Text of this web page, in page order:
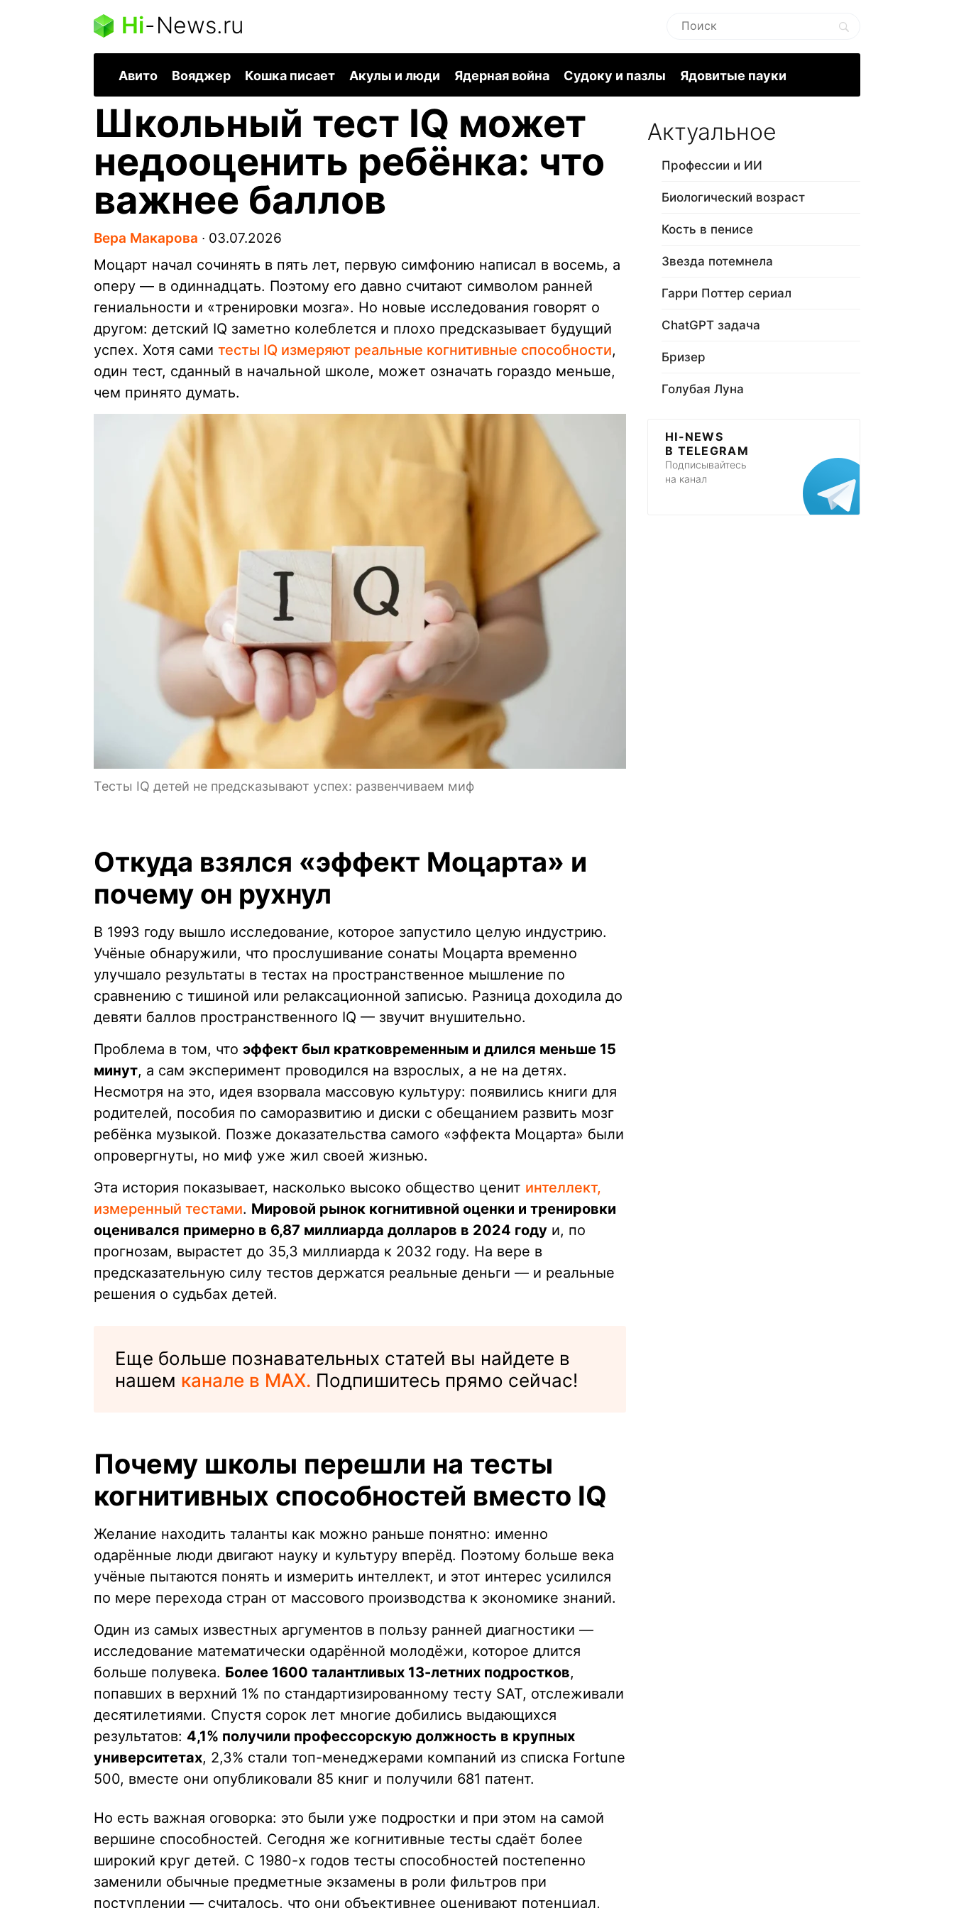
Hi-News.ru
Авито Вояджер Кошка писает Акулы и люди Ядерная война Судоку и пазлы Ядовитые пауки
Школьный тест IQ может
недооценить ребёнка: что
важнее баллов
Вера Макарова ∙ 03.07.2026
Моцарт начал сочинять в пять лет, первую симфонию написал в восемь, а
оперу — в одиннадцать. Поэтому его давно считают символом ранней
гениальности и «тренировки мозга». Но новые исследования говорят о
другом: детский IQ заметно колеблется и плохо предсказывает будущий
успех. Хотя сами тесты IQ измеряют реальные когнитивные способности,
один тест, сданный в начальной школе, может означать гораздо меньше,
чем принято думать.
Тесты IQ детей не предсказывают успех: развенчиваем миф
Откуда взялся «эффект Моцарта» и
почему он рухнул
В 1993 году вышло исследование, которое запустило целую индустрию.
Учёные обнаружили, что прослушивание сонаты Моцарта временно
улучшало результаты в тестах на пространственное мышление по
сравнению с тишиной или релаксационной записью. Разница доходила до
девяти баллов пространственного IQ — звучит внушительно.
Проблема в том, что эффект был кратковременным и длился меньше 15
минут, а сам эксперимент проводился на взрослых, а не на детях.
Несмотря на это, идея взорвала массовую культуру: появились книги для
родителей, пособия по саморазвитию и диски с обещанием развить мозг
ребёнка музыкой. Позже доказательства самого «эффекта Моцарта» были
опровергнуты, но миф уже жил своей жизнью.
Эта история показывает, насколько высоко общество ценит интеллект,
измеренный тестами. Мировой рынок когнитивной оценки и тренировки
оценивался примерно в 6,87 миллиарда долларов в 2024 году и, по
прогнозам, вырастет до 35,3 миллиарда к 2032 году. На вере в
предсказательную силу тестов держатся реальные деньги — и реальные
решения о судьбах детей.
Еще больше познавательных статей вы найдете в
нашем канале в MAX. Подпишитесь прямо сейчас!
Почему школы перешли на тесты
когнитивных способностей вместо IQ
Желание находить таланты как можно раньше понятно: именно
одарённые люди двигают науку и культуру вперёд. Поэтому больше века
учёные пытаются понять и измерить интеллект, и этот интерес усилился
по мере перехода стран от массового производства к экономике знаний.
Один из самых известных аргументов в пользу ранней диагностики —
исследование математически одарённой молодёжи, которое длится
больше полувека. Более 1600 талантливых 13-летних подростков,
попавших в верхний 1% по стандартизированному тесту SAT, отслеживали
десятилетиями. Спустя сорок лет многие добились выдающихся
результатов: 4,1% получили профессорскую должность в крупных
университетах, 2,3% стали топ-менеджерами компаний из списка Fortune
500, вместе они опубликовали 85 книг и получили 681 патент.
Но есть важная оговорка: это были уже подростки и при этом на самой
вершине способностей. Сегодня же когнитивные тесты сдаёт более
широкий круг детей. С 1980-х годов тесты способностей постепенно
заменили обычные предметные экзамены в роли фильтров при
поступлении — считалось, что они объективнее оценивают потенциал,
Актуальное
Профессии и ИИ
Биологический возраст
Кость в пенисе
Звезда потемнела
Гарри Поттер сериал
ChatGPT задача
Бризер
Голубая Луна
HI-NEWS
В TELEGRAM
Подписывайтесь
на канал